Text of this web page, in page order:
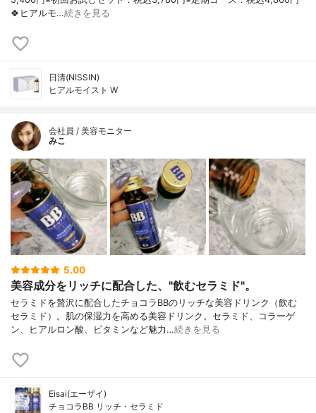
🍀ヒアルモ…続きを見る
日清(NISSIN)
ヒアルモイスト W
会社員 / 美容モニター
みこ
5.00
美容成分をリッチに配合した、"飲むセラミド"。
セラミドを贅沢に配合したチョコラBBのリッチな美容ドリンク（飲む
セラミド）。肌の保湿力を高める美容ドリンク。セラミド、コラーゲ
ン、ヒアルロン酸、ビタミンなど魅力…続きを見る
Eisai(エーザイ)
チョコラBB リッチ・セラミド